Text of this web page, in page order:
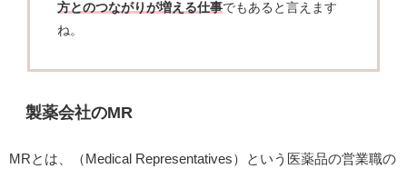
方とのつながりが増える仕事でもあると言えます
ね。
製薬会社のMR
MRとは、（Medical Representatives）という医薬品の営業職の